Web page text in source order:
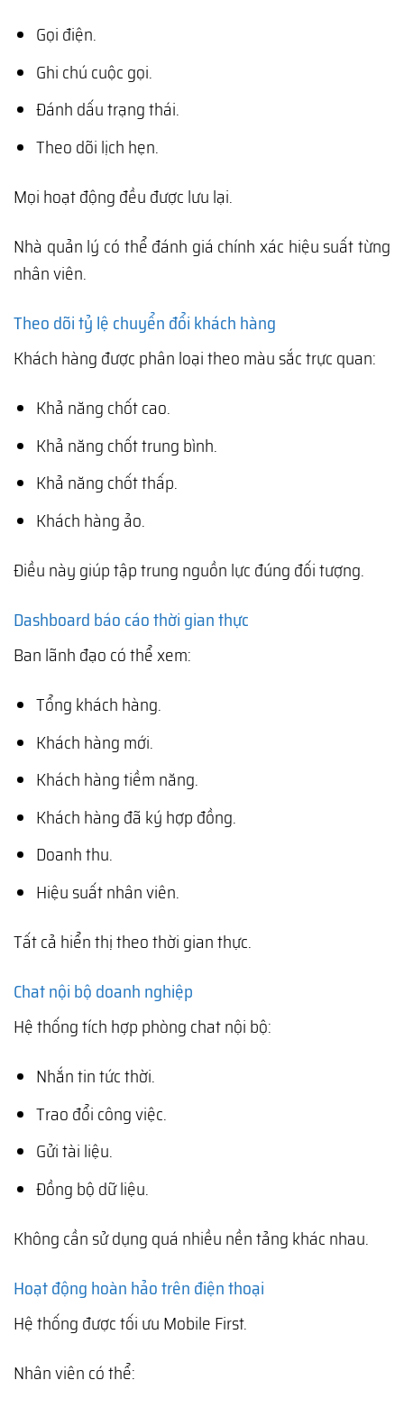
Gọi điện.
Ghi chú cuộc gọi.
Đánh dấu trạng thái.
Theo dõi lịch hẹn.
Mọi hoạt động đều được lưu lại.
Nhà quản lý có thể đánh giá chính xác hiệu suất từng
nhân viên.
Theo dõi tỷ lệ chuyển đổi khách hàng
Khách hàng được phân loại theo màu sắc trực quan:
Khả năng chốt cao.
Khả năng chốt trung bình.
Khả năng chốt thấp.
Khách hàng ảo.
Điều này giúp tập trung nguồn lực đúng đối tượng.
Dashboard báo cáo thời gian thực
Ban lãnh đạo có thể xem:
Tổng khách hàng.
Khách hàng mới.
Khách hàng tiềm năng.
Khách hàng đã ký hợp đồng.
Doanh thu.
Hiệu suất nhân viên.
Tất cả hiển thị theo thời gian thực.
Chat nội bộ doanh nghiệp
Hệ thống tích hợp phòng chat nội bộ:
Nhắn tin tức thời.
Trao đổi công việc.
Gửi tài liệu.
Đồng bộ dữ liệu.
Không cần sử dụng quá nhiều nền tảng khác nhau.
Hoạt động hoàn hảo trên điện thoại
Hệ thống được tối ưu Mobile First.
Nhân viên có thể: